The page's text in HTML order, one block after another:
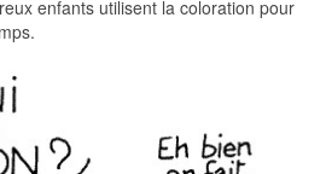
enfants utilisent la coloration pour